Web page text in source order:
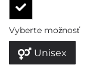
Vyberte možnosť
Unisex